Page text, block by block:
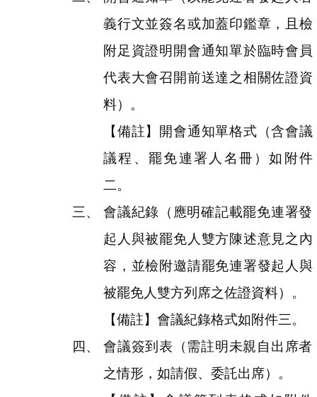
義行文並簽名或加蓋印鑑章，且檢
附足資證明開會通知單於臨時會員
代表大會召開前送達之相關佐證資
料）。
【備註】開會通知單格式（含會議
議程、罷免連署人名冊）如附件
二。
會議紀錄（應明確記載罷免連署發
起人與被罷免人雙方陳述意見之內
容，並檢附邀請罷免連署發起人與
被罷免人雙方列席之佐證資料）。
【備註】會議紀錄格式如附件三。
會議簽到表（需註明未親自出席者
之情形，如請假、委託出席）。